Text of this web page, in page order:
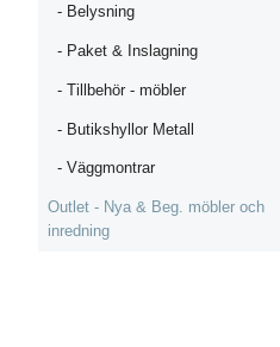
- Belysning
- Paket & Inslagning
- Tillbehör - möbler
- Butikshyllor Metall
- Väggmontrar
Outlet - Nya & Beg. möbler och
inredning